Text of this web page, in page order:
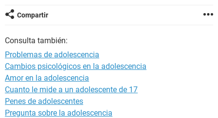
Compartir
Consulta también:
Problemas de adolescencia
Cambios psicológicos en la adolescencia
Amor en la adolescencia
Cuanto le mide a un adolescente de 17
Penes de adolescentes
Pregunta sobre la adolescencia